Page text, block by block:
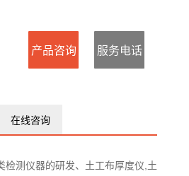
产品咨询 服务电话
在线咨询
检测仪器的研发、土工布厚度仪,土